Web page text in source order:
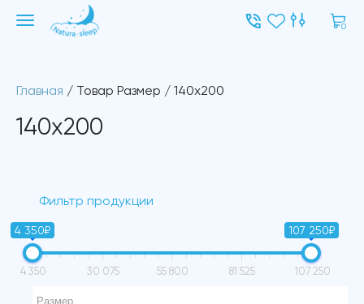
0
Главная / Товар Размер / 140x200
140x200
Фильтр продукции
4 350₽ 107 250₽
4 350 30 075 55 800 81 525 107 250